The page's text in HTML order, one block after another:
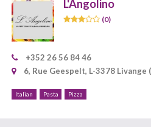
L'Angolino
(0)
+352 26 56 84 46
6, Rue Geespelt, L-3378 Livange
Italian Pasta Pizza